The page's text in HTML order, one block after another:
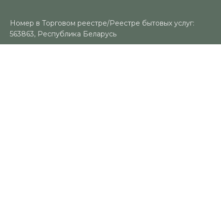
Номер в Торговом реестре/Реестре бытовых услуг:
563863, Республика Беларусь